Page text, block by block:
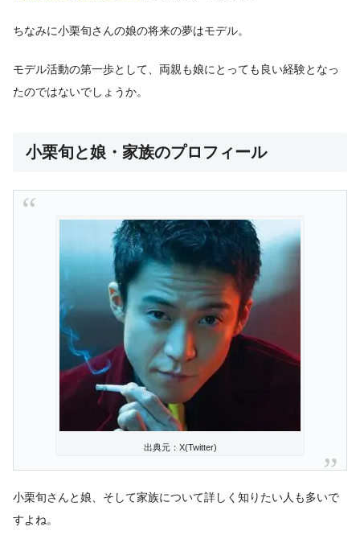
ちなみに小栗旬さんの娘の将来の夢はモデル。
モデル活動の第一歩として、両親も娘にとっても良い経験となっ
たのではないでしょうか。
小栗旬と娘・家族のプロフィール
出典元：X(Twitter)
小栗旬さんと娘、そして家族について詳しく知りたい人も多いで
すよね。